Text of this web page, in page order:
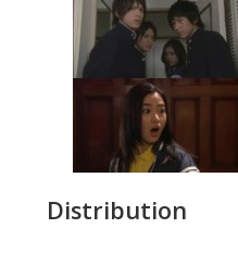
Distribution